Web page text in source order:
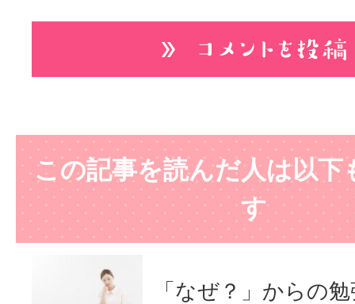
この記事を読んだ人は以下
す
「なぜ？」からの